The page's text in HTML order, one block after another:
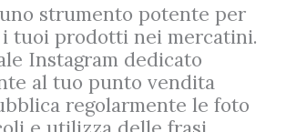
strumento potente per
tuoi prodotti nei mercatini.
Instagram dedicato
al tuo punto vendita
regolarmente le foto